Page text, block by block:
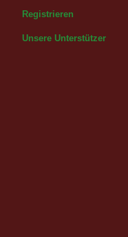
Registrieren
Unsere Unterstützer